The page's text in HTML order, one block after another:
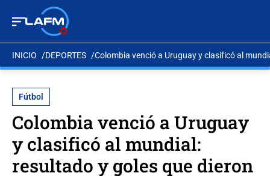
INICIO DEPORTES Colombia venció a Uruguay y clasificó al
Fútbol
Colombia venció a Uruguay
y clasificó al mundial:
resultado y goles que dieron